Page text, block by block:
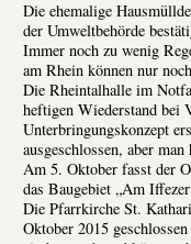
Die ehemalige
der Umweltbehörde
Immer noch zu wenig
am Rhein können nur
Die Rheintalhalle im
heftigen Wiederstand bei
Unterbringungskonzept
ausgeschlossen, aber
Am 5. Oktober fasst der
das Baugebiet „Am
Die Pfarrkirche St.
Oktober 2015